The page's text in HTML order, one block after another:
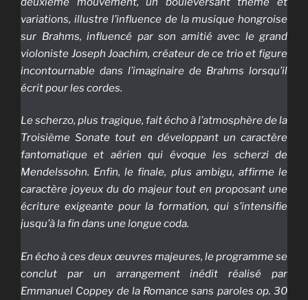
variations, illustre l’influence de la musique hongroise
sur Brahms, influencé par son amitié avec le grand
violoniste Joseph Joachim, créateur de ce trio et figure
incontournable dans l’imaginaire de Brahms lorsqu’il
écrit pour les cordes.
Le scherzo, plus tragique, fait écho à l’atmosphère de la
Troisième Sonate tout en développant un caractère
fantomatique et aérien qui évoque les scherzi de
Mendelssohn. Enfin, le finale, plus ambigu, affirme le
caractère joyeux du do majeur tout en proposant une
écriture exigeante pour la formation, qui s’intensifie
jusqu’à la fin dans une longue coda.
En écho à ces deux œuvres majeures, le programme se
conclut par un arrangement inédit réalisé par
Emmanuel Coppey de la Romance sans paroles op. 30